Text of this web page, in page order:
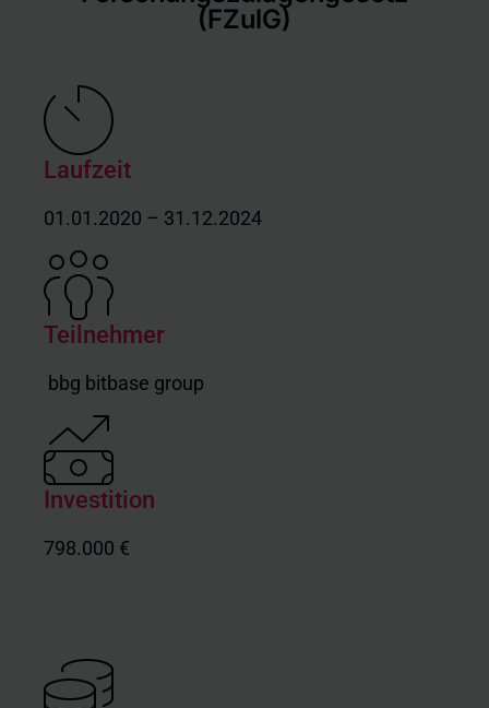
(FZulG)
Laufzeit
01.01.2020 – 31.12.2024
Teilnehmer
bbg bitbase group
Investition
798.000 €